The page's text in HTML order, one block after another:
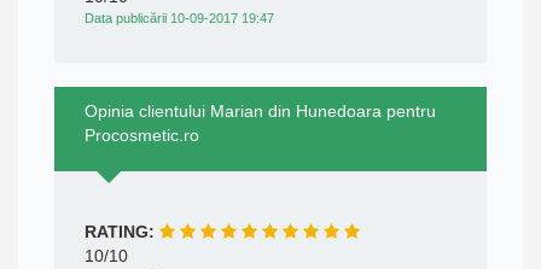
Data publicării 10-09-2017 19:47
Opinia clientului Marian din Hunedoara pentru
Procosmetic.ro
RATING:
10/10